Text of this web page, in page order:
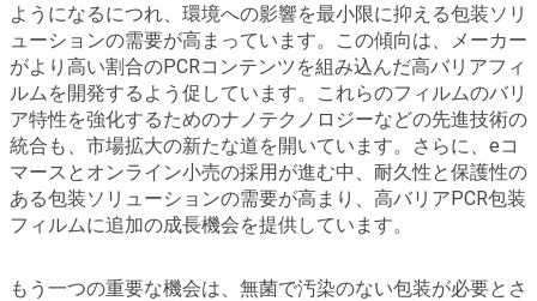
ようになるにつれ、環境への影響を最小限に抑える包装ソリ
ューションの需要が高まっています。この傾向は、メーカー
がより高い割合のPCRコンテンツを組み込んだ高バリアフィ
ルムを開発するよう促しています。これらのフィルムのバリ
ア特性を強化するためのナノテクノロジーなどの先進技術の
統合も、市場拡大の新たな道を開いています。さらに、eコ
マースとオンライン小売の採用が進む中、耐久性と保護性の
ある包装ソリューションの需要が高まり、高バリアPCR包装
フィルムに追加の成長機会を提供しています。
もう一つの重要な機会は、無菌で汚染のない包装が必要とさ